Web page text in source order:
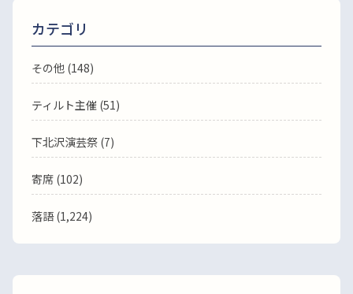
カテゴリ
その他 (148)
ティルト主催 (51)
下北沢演芸祭 (7)
寄席 (102)
落語(1,224)